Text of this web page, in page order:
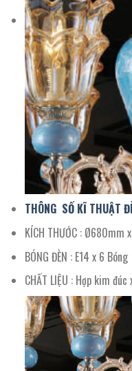
THÔNG SỐ KĨ THUẬT
KÍCH THƯỚC :
BÓNG ĐÈN : E14 x 6 Bóng
CHẤT LIỆU : Hợp kim